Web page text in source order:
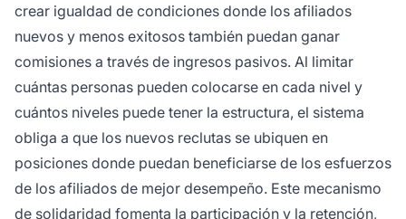
crear igualdad de condiciones donde los afiliados
nuevos y menos exitosos también puedan ganar
comisiones a través de ingresos pasivos. Al limitar
cuántas personas pueden colocarse en cada nivel y
cuántos niveles puede tener la estructura, el sistema
obliga a que los nuevos reclutas se ubiquen en
posiciones donde puedan beneficiarse de los esfuerzos
de los afiliados de mejor desempeño. Este mecanismo
de solidaridad fomenta la participación y la retención,